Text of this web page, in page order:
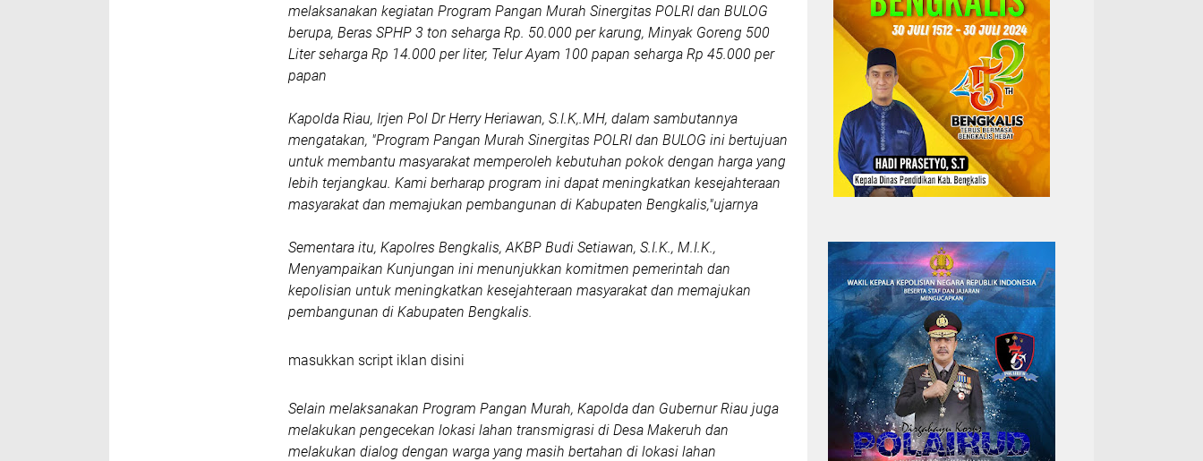
melaksanakan kegiatan Program Pangan Murah Sinergitas POLRI dan BULOG
berupa, Beras SPHP 3 ton seharga Rp. 50.000 per karung, Minyak Goreng 500
Liter seharga Rp 14.000 per liter, Telur Ayam 100 papan seharga Rp 45.000 per
papan
Kapolda Riau, Irjen Pol Dr Herry Heriawan, S.I.K,.MH, dalam sambutannya
mengatakan, "Program Pangan Murah Sinergitas POLRI dan BULOG ini bertujuan
untuk membantu masyarakat memperoleh kebutuhan pokok dengan harga yang
lebih terjangkau. Kami berharap program ini dapat meningkatkan kesejahteraan
masyarakat dan memajukan pembangunan di Kabupaten Bengkalis,"ujarnya
Sementara itu, Kapolres Bengkalis, AKBP Budi Setiawan, S.I.K., M.I.K.,
Menyampaikan Kunjungan ini menunjukkan komitmen pemerintah dan
kepolisian untuk meningkatkan kesejahteraan masyarakat dan memajukan
pembangunan di Kabupaten Bengkalis.
masukkan script iklan disini
Selain melaksanakan Program Pangan Murah, Kapolda dan Gubernur Riau juga
melakukan pengecekan lokasi lahan transmigrasi di Desa Makeruh dan
melakukan dialog dengan warga yang masih bertahan di lokasi lahan